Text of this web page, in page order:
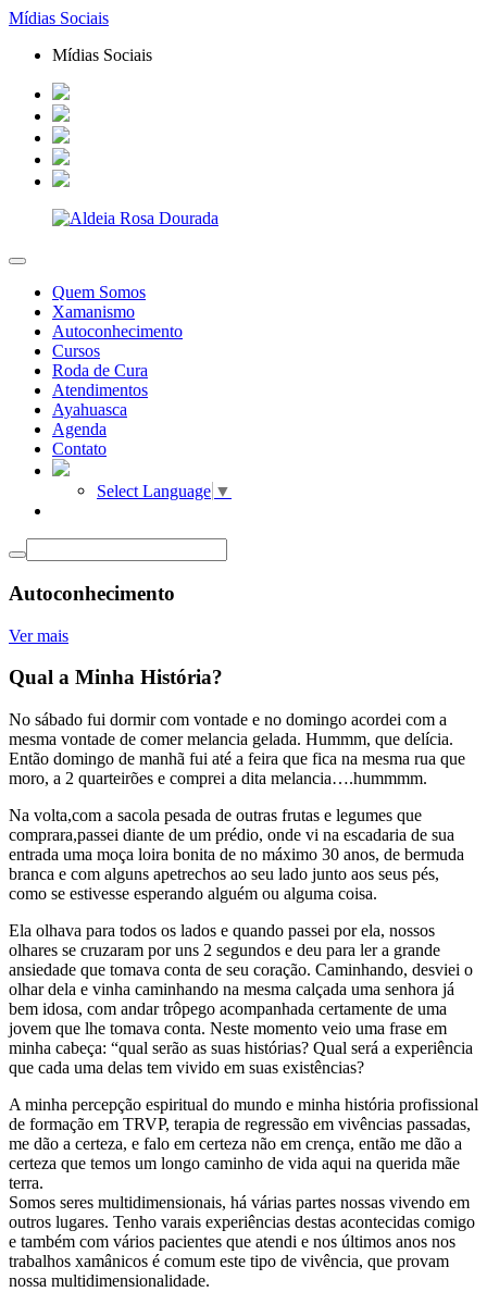
Mídias Sociais
Mídias Sociais
Quem Somos
Xamanismo
Autoconhecimento
Cursos
Roda de Cura
Atendimentos
Ayahuasca
Agenda
Contato
Select Language ▼
Autoconhecimento
Ver mais
Qual a Minha História?
No sábado fui dormir com vontade e no domingo acordei com a
mesma vontade de comer melancia gelada. Hummm, que delícia.
Então domingo de manhã fui até a feira que fica na mesma rua que
moro, a 2 quarteirões e comprei a dita melancia….hummmm.
Na volta,com a sacola pesada de outras frutas e legumes que
comprara,passei diante de um prédio, onde vi na escadaria de sua
entrada uma moça loira bonita de no máximo 30 anos, de bermuda
branca e com alguns apetrechos ao seu lado junto aos seus pés,
como se estivesse esperando alguém ou alguma coisa.
Ela olhava para todos os lados e quando passei por ela, nossos
olhares se cruzaram por uns 2 segundos e deu para ler a grande
ansiedade que tomava conta de seu coração. Caminhando, desviei o
olhar dela e vinha caminhando na mesma calçada uma senhora já
bem idosa, com andar trôpego acompanhada certamente de uma
jovem que lhe tomava conta. Neste momento veio uma frase em
minha cabeça: “qual serão as suas histórias? Qual será a experiência
que cada uma delas tem vivido em suas existências?
A minha percepção espiritual do mundo e minha história profissional
de formação em TRVP, terapia de regressão em vivências passadas,
me dão a certeza, e falo em certeza não em crença, então me dão a
certeza que temos um longo caminho de vida aqui na querida mãe
terra.
Somos seres multidimensionais, há várias partes nossas vivendo em
outros lugares. Tenho varais experiências destas acontecidas comigo
e também com vários pacientes que atendi e nos últimos anos nos
trabalhos xamânicos é comum este tipo de vivência, que provam
nossa multidimensionalidade.